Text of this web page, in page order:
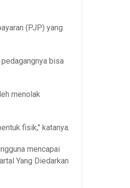
(PJP) yang
bisa
menolak
fisik," katanya.
mencapai
Yang Diedarkan